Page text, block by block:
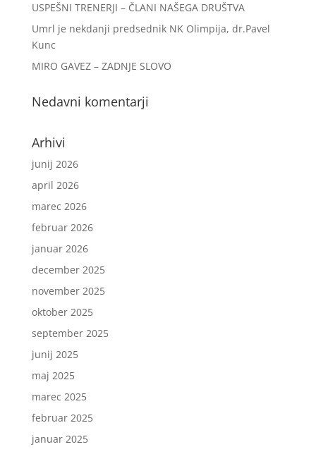
USPEŠNI TRENERJI – ČLANI NAŠEGA DRUŠTVA
Umrl je nekdanji predsednik NK Olimpija, dr.Pavel
Kunc
MIRO GAVEZ – ZADNJE SLOVO
Nedavni komentarji
Arhivi
junij 2026
april 2026
marec 2026
februar 2026
januar 2026
december 2025
november 2025
oktober 2025
september 2025
junij 2025
maj 2025
marec 2025
februar 2025
januar 2025